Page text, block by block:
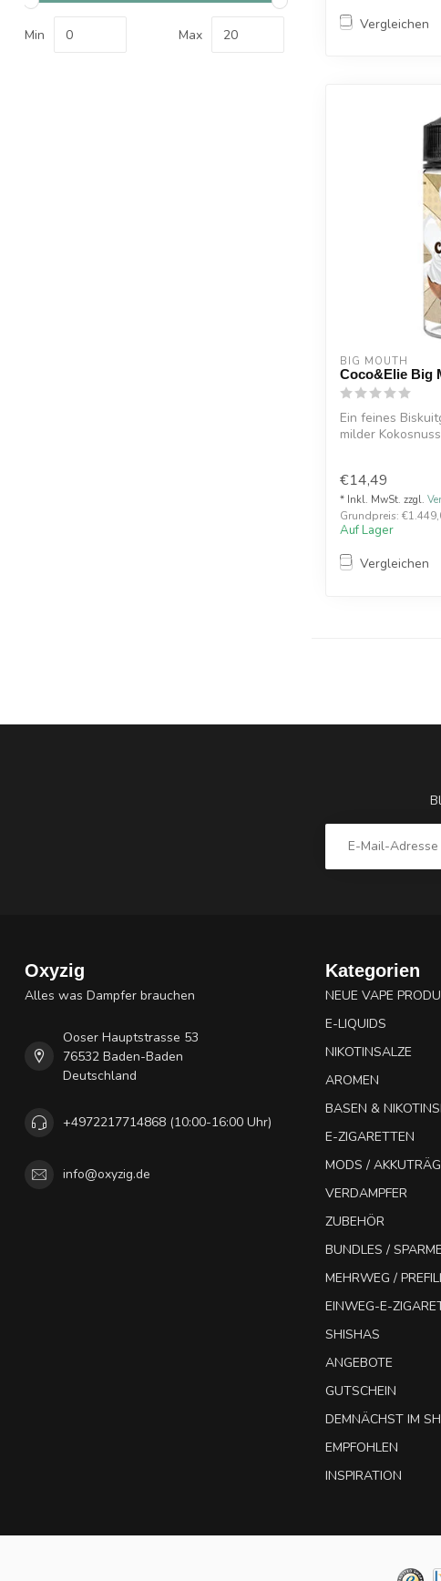
Min Max
Vergleichen
BIG MOUTH
Coco&Elie Big
Ein feines
milder
€14,49
* Inkl. MwSt. zzgl.
Grundpreis:
Auf Lager
Vergleichen
Oxyzig
Alles was Dampfer brauchen
Ooser Hauptstrasse 53
76532 Baden-Baden
Deutschland
+4972217714868 (10:00-16:00 Uhr)
info@oxyzig.de
Kategorien
NEUE VAPE
E-LIQUIDS
NIKOTINSALZE
AROMEN
BASEN &
E-ZIGARETTEN
MODS /
VERDAMPFER
ZUBEHÖR
BUNDLES /
MEHRWEG /
EINWEG-E-
SHISHAS
ANGEBOTE
GUTSCHEIN
DEMNÄCHST IM
EMPFOHLEN
INSPIRATION